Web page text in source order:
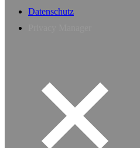
Datenschutz